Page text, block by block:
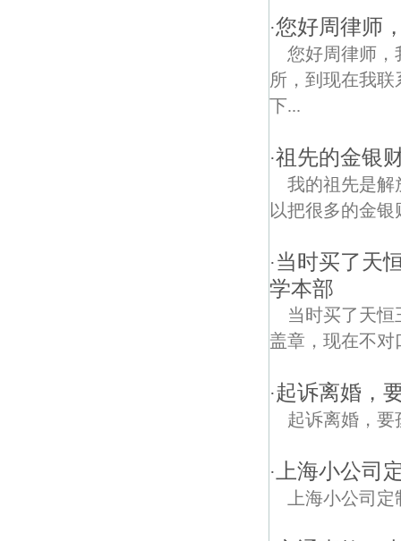
·您好周律师
您好周律师，
所，到现在我
下...
·祖先的金银
我的祖先是解
以把很多的金
·当时买了天
学本部
当时买了天
盖章，现在不对
·起诉离婚，
起诉离婚，要
· 上海小公司
上海小公司